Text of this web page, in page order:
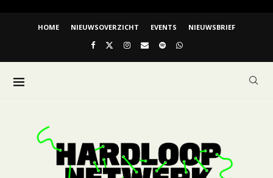
HOME NIEUWSOVERZICHT EVENTS NIEUWSBRIEF